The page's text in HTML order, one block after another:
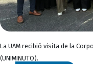
La UAM recibió visita de la
(UNIMINUTO).